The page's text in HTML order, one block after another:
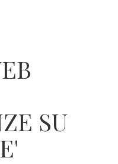
SU